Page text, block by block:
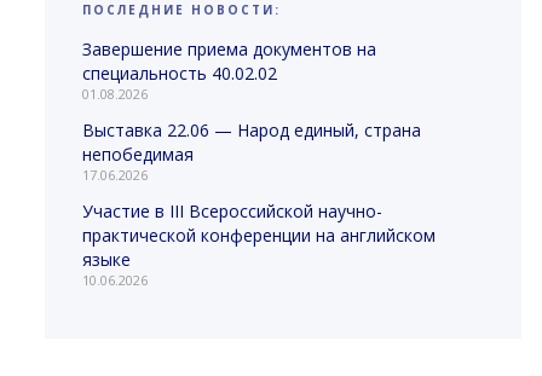
ПОСЛЕДНИЕ НОВОСТИ:
Завершение приема документов на
специальность 40.02.02
01.08.2026
Выставка 22.06 — Народ единый, страна
непобедимая
17.06.2026
Участие в III Всероссийской научно-
практической конференции на английском
языке
10.06.2026